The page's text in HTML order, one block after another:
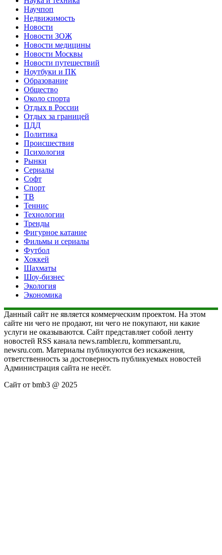
Научпоп
Недвижимость
Новости
Новости ЗОЖ
Новости медицины
Новости Москвы
Новости путешествий
Ноутбуки и ПК
Образование
Общество
Около спорта
Отдых в России
Отдых за границей
ПДД
Политика
Происшествия
Психология
Рынки
Сериалы
Софт
Спорт
ТВ
Теннис
Технологии
Тренды
Фигурное катание
Фильмы и сериалы
Футбол
Хоккей
Шахматы
Шоу-бизнес
Экология
Экономика
Данный сайт не является коммерческим проектом. На этом
сайте ни чего не продают, ни чего не покупают, ни какие
услуги не оказываются. Сайт представляет собой ленту
новостей RSS канала news.rambler.ru, kommersant.ru,
newsru.com. Материалы публикуются без искажения,
ответственность за достоверность публикуемых новостей
Администрация сайта не несёт.
Сайт от bmb3 @ 2025